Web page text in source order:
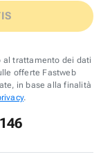
al trattamento dei dati
offerte Fastweb
in base alla finalità
.